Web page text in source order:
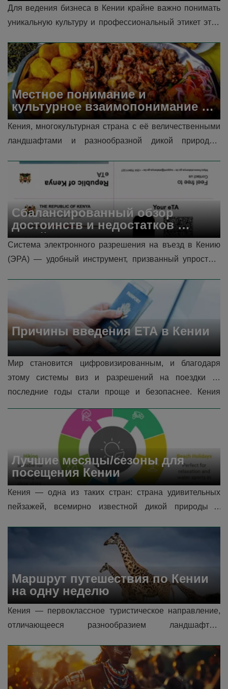
Для ведения бизнеса в Кении крайне важно понимать
уникальную культуру и профессиональный этикет этой
репутации делового центра...
Местное понимание и
культурное взаимопонимание в
Кении
Кения, многокультурная страна с её величественными
ландшафтами и разнообразной дикой природой,
традиции, этикет, кухню, праз...
Сбалансированный обзор
достоинств и недостатков
кенийского ETA
Система электронного разрешения на въезд в Кению
(ЭРА) — удобный инструмент, призванный упростить
Причины введения ETA в Кении
Мир становится цифровизированным, и благодаря
этому системы виз и разрешений на поездки за
последние годы стали проще и безопаснее. Кения
последовала этому тренду и внедрила систему
электронных разрешений на поездки, чтобы улучшить
условия путешествий для туристов и улучшить меры...
Лучшие месяцы/сезоны для
посещения Кении
Кения — одна из таких стран: страна удивительных
пейзажей, всемирно известной дикой природы и
путешествия. Однако оптим�...
Маршрут путешествия по Кении
на одну неделю
Кения — первоклассное туристическое направление,
отличающееся разнообразием ландшафтов,
традиционного сафари в заповедн...